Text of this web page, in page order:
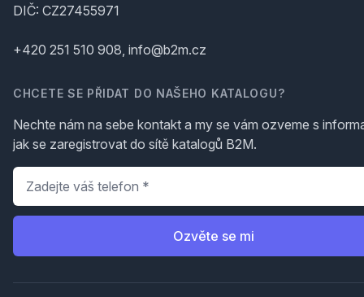
DIČ: CZ27455971
+420 251 510 908, info@b2m.cz
CHCETE SE PŘIDAT DO NAŠEHO KATALOGU?
Nechte nám na sebe kontakt a my se vám ozveme s
jak se zaregistrovat do sítě katalogů B2M.
Telefon
Ozvěte se mi